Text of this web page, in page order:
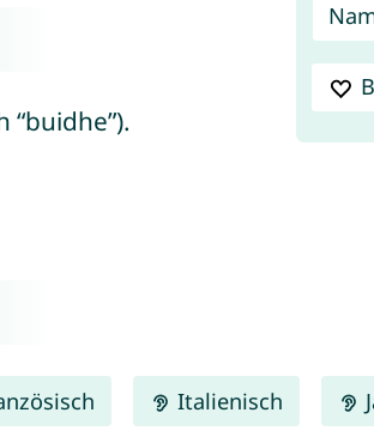
“buidhe”).
Italienisch